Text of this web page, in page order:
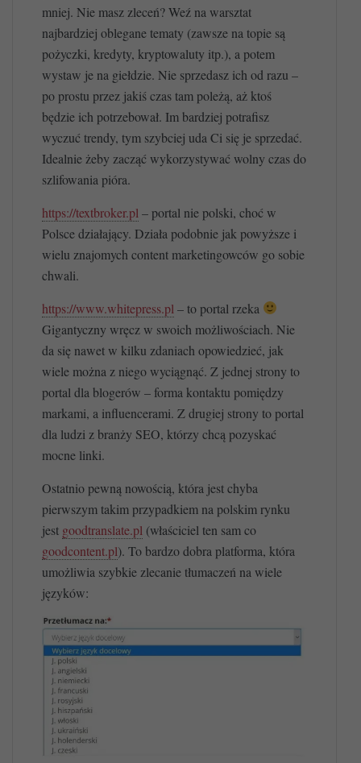
mniej. Nie masz zleceń? Weź na warsztat
najbardziej oblegane tematy (zawsze na topie są
pożyczki, kredyty, kryptowaluty itp.), a potem
wystaw je na giełdzie. Nie sprzedasz ich od razu –
po prostu przez jakiś czas tam poleżą, aż ktoś
będzie ich potrzebował. Im bardziej potrafisz
wyczuć trendy, tym szybciej uda Ci się je sprzedać.
Idealnie żeby zacząć wykorzystywać wolny czas do
szlifowania pióra.
https://textbroker.pl – portal nie polski, choć w
Polsce działający. Działa podobnie jak powyższe i
wielu znajomych content marketingowców go sobie
chwali.
https://www.whitepress.pl – to portal rzeka
Gigantyczny wręcz w swoich możliwościach. Nie
da się nawet w kilku zdaniach opowiedzieć, jak
wiele można z niego wyciągnąć. Z jednej strony to
portal dla blogerów – forma kontaktu pomiędzy
markami, a influencerami. Z drugiej strony to portal
dla ludzi z branży SEO, którzy chcą pozyskać
mocne linki.
Ostatnio pewną nowością, która jest chyba
pierwszym takim przypadkiem na polskim rynku
jest goodtranslate.pl (właściciel ten sam co
goodcontent.pl). To bardzo dobra platforma, która
umożliwia szybkie zlecanie tłumaczeń na wiele
języków: